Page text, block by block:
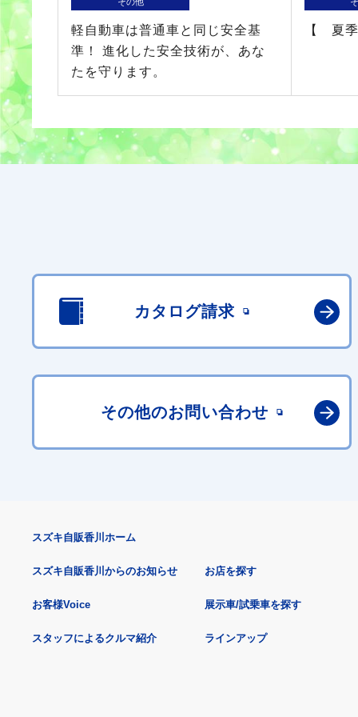
軽自動車は普通車と同じ安全基
準！ 進化した安全技術が、あな
たを守ります。
【 夏
カタログ請求
その他のお問い合わせ
スズキ自販香川ホーム
スズキ自販香川からのお知らせ
お客様Voice
スタッフによるクルマ紹介
お店を探す
展示車/試乗車を探す
ラインアップ